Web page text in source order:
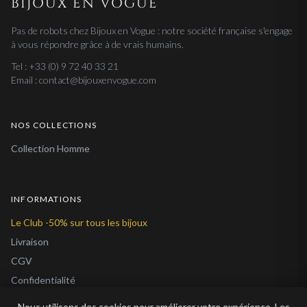
Pas de robots chez Bijoux en Vogue : notre société française s'engage
à vous répondre grâce à de vrais humains.
Tel : +33 (0) 9 72 40 33 21
Email : contact@bijouxenvogue.com
NOS COLLECTIONS
Collection Homme
INFORMATIONS
Le Club -50% sur tous les bijoux
Livraison
CGV
Confidentialité